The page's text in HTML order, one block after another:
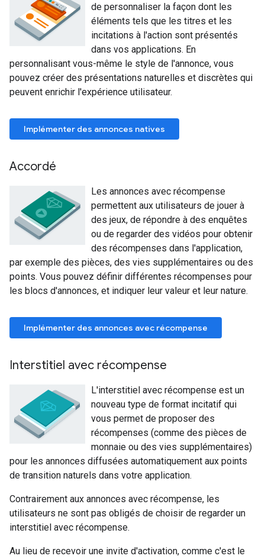
de personnaliser la façon dont les
éléments tels que les titres et les
incitations à l'action sont présentés
dans vos applications. En
personnalisant vous-même le style de l'annonce, vous
pouvez créer des présentations naturelles et discrètes qui
peuvent enrichir l'expérience utilisateur.
Implémenter des annonces natives
Accordé
Les annonces avec récompense
permettent aux utilisateurs de jouer à
des jeux, de répondre à des enquêtes
ou de regarder des vidéos pour obtenir
des récompenses dans l'application,
par exemple des pièces, des vies supplémentaires ou des
points. Vous pouvez définir différentes récompenses pour
les blocs d'annonces, et indiquer leur valeur et leur nature.
Implémenter des annonces avec récompense
Interstitiel avec récompense
L'interstitiel avec récompense est un
nouveau type de format incitatif qui
vous permet de proposer des
récompenses (comme des pièces de
monnaie ou des vies supplémentaires)
pour les annonces diffusées automatiquement aux points
de transition naturels dans votre application.
Contrairement aux annonces avec récompense, les
utilisateurs ne sont pas obligés de choisir de regarder un
interstitiel avec récompense.
Au lieu de recevoir une invite d'activation, comme c'est le